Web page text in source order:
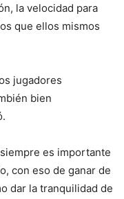
la velocidad para
que ellos mismos
jugadores
bien
es importante
con eso de ganar de
dar la tranquilidad de